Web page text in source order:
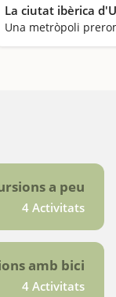
La ciutat ibèrica
Una metròpoli
a peu
4 Activitats
amb bici
4 Activitats